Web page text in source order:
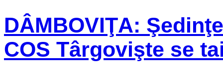
DÂMBOVIŢA:
COS Târgovişte se